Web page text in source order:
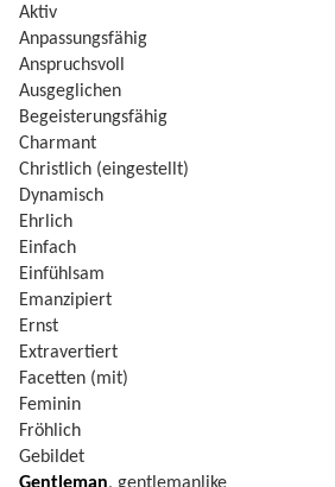
Aktiv
Anpassungsfähig
Anspruchsvoll
Ausgeglichen
Begeisterungsfähig
Charmant
Christlich (eingestellt)
Dynamisch
Ehrlich
Einfach
Einfühlsam
Emanzipiert
Ernst
Extravertiert
Facetten (mit)
Feminin
Fröhlich
Gebildet